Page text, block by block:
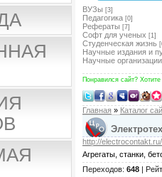
ВУЗы [3]
Педагогика [0]
Рефераты [7]
Софт для ученых [1]
Студенческая жизнь
Научные издания и
Научные организации
Понравился сайт?
Главная » Каталог
http://electrocontakt.ru/
Агрегаты, станки,
Переходов: 648|